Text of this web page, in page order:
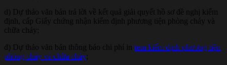
d) Dự thảo văn bản trả lời về kết quả giải quyết hồ sơ đề nghị kiểm
định, cấp Giấy chứng nhận kiểm định phương tiện phòng cháy và
chữa cháy;
đ) Dự thảo văn bản thông báo chi phí in tem kiểm định phương tiện
phòng cháy và chữa cháy;